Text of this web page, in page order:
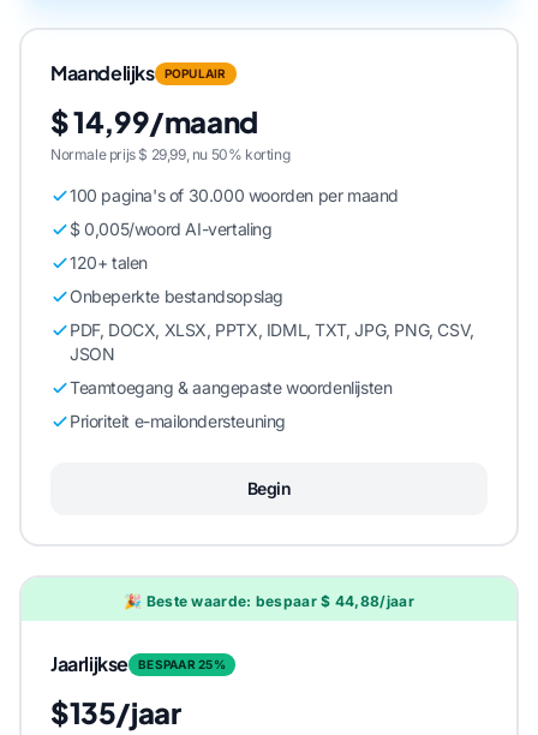
Maandelijks POPULAIR
$ 14,99/maand
Normale prijs $ 29,99, nu 50% korting
100 pagina's of 30.000 woorden per maand
$ 0,005/woord AI-vertaling
120+ talen
Onbeperkte bestandsopslag
PDF, DOCX, XLSX, PPTX, IDML, TXT, JPG, PNG, CSV,
JSON
Teamtoegang & aangepaste woordenlijsten
Prioriteit e-mailondersteuning
Begin
🎉 Beste waarde: bespaar $ 44,88/jaar
Jaarlijkse BESPAAR 25%
$135/jaar